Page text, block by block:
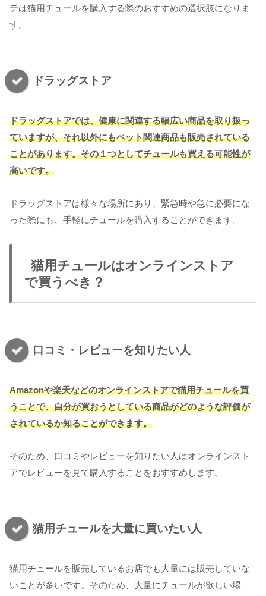
テは猫用チュールを購入する際のおすすめの選択肢になりま
す。
ドラッグストア
ドラッグストアでは、健康に関連する幅広い商品を取り扱っ
ていますが、それ以外にもペット関連商品も販売されている
ことがあります。その１つとしてチュールも買える可能性が
高いです。
ドラッグストアは様々な場所にあり、緊急時や急に必要にな
った際にも、手軽にチュールを購入することができます。
猫用チュールはオンラインストア
で買うべき？
口コミ・レビューを知りたい人
Amazonや楽天などのオンラインストアで猫用チュールを買
うことで、自分が買おうとしている商品がどのような評価が
されているか知ることができます。
そのため、口コミやレビューを知りたい人はオンラインスト
アでレビューを見て購入することをおすすめします。
猫用チュールを大量に買いたい人
猫用チュールを販売しているお店でも大量には販売していな
いことが多いです。そのため、大量にチュールが欲しい場